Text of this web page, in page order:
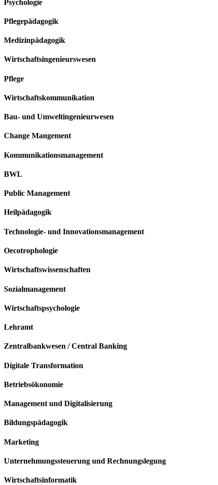
Psychologie
Pflegepädagogik
Medizinpädagogik
Wirtschaftsingenieurswesen
Pflege
Wirtschaftskommunikation
Bau- und Umweltingenieurwesen
Change Mangement
Kommunikationsmanagement
BWL
Public Management
Heilpädagogik
Technologie- und Innovationsmanagement
Oecotrophologie
Wirtschaftswissenschaften
Sozialmanagement
Wirtschaftspsychologie
Lehramt
Zentralbankwesen / Central Banking
Digitale Transformation
Betriebsökonomie
Management und Digitalisierung
Bildungspädagogik
Marketing
Unternehmungssteuerung und Rechnungslegung
Wirtschaftsinformatik